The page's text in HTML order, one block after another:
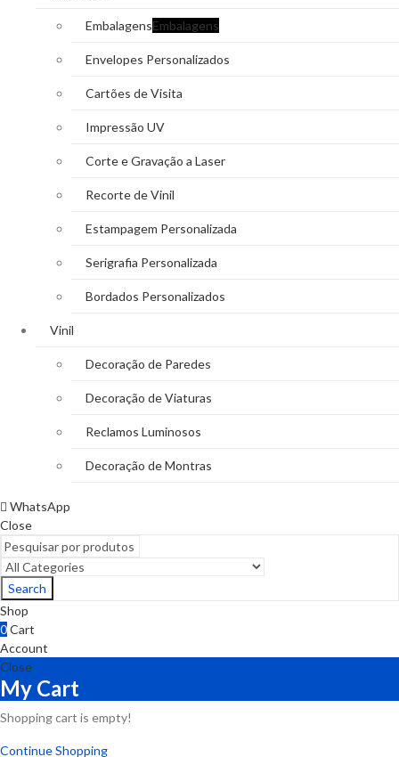
EmbalagensEmbalagens
Envelopes Personalizados
Cartões de Visita
Impressão UV
Corte e Gravação a Laser
Recorte de Vinil
Estampagem Personalizada
Serigrafia Personalizada
Bordados Personalizados
Vinil
Decoração de Paredes
Decoração de Viaturas
Reclamos Luminosos
Decoração de Montras
WhatsApp
Close
Search
Shop
0Cart
Account
Close
My Cart
Shopping cart is empty!
Continue Shopping